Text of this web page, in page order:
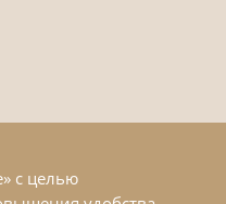
с целью